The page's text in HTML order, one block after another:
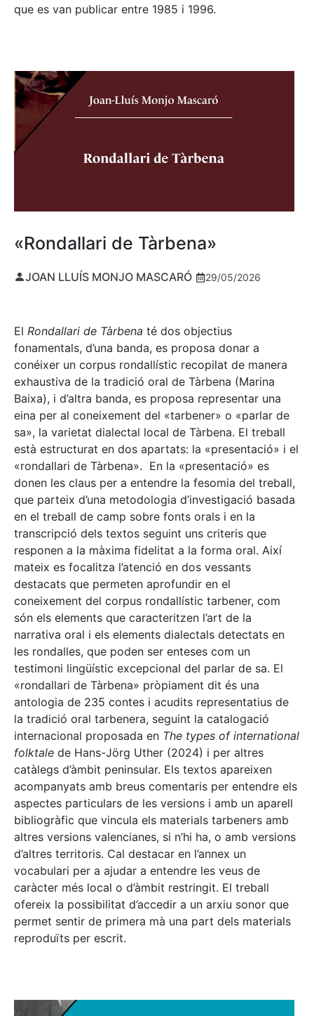
que es van publicar entre 1985 i 1996.
«Rondallari de Tàrbena»
JOAN LLUÍS MONJO MASCARÓ 29/05/2026
El Rondallari de Tàrbena té dos objectius
fonamentals, d’una banda, es proposa donar a
conéixer un corpus rondallístic recopilat de manera
exhaustiva de la tradició oral de Tàrbena (Marina
Baixa), i d’altra banda, es proposa representar una
eina per al coneixement del «tarbener» o «parlar de
sa», la varietat dialectal local de Tàrbena. El treball
està estructurat en dos apartats: la «presentació» i el
«rondallari de Tàrbena». En la «presentació» es
donen les claus per a entendre la fesomia del treball,
que parteix d’una metodologia d’investigació basada
en el treball de camp sobre fonts orals i en la
transcripció dels textos seguint uns criteris que
responen a la màxima fidelitat a la forma oral. Així
mateix es focalitza l’atenció en dos vessants
destacats que permeten aprofundir en el
coneixement del corpus rondallístic tarbener, com
són els elements que caracteritzen l’art de la
narrativa oral i els elements dialectals detectats en
les rondalles, que poden ser enteses com un
testimoni lingüístic excepcional del parlar de sa. El
«rondallari de Tàrbena» pròpiament dit és una
antologia de 235 contes i acudits representatius de
la tradició oral tarbenera, seguint la catalogació
internacional proposada en The types of international
folktale de Hans-Jörg Uther (2024) i per altres
catàlegs d’àmbit peninsular. Els textos apareixen
acompanyats amb breus comentaris per entendre els
aspectes particulars de les versions i amb un aparell
bibliogràfic que vincula els materials tarbeners amb
altres versions valencianes, si n’hi ha, o amb versions
d’altres territoris. Cal destacar en l’annex un
vocabulari per a ajudar a entendre les veus de
caràcter més local o d’àmbit restringit. El treball
ofereix la possibilitat d’accedir a un arxiu sonor que
permet sentir de primera mà una part dels materials
reproduïts per escrit.